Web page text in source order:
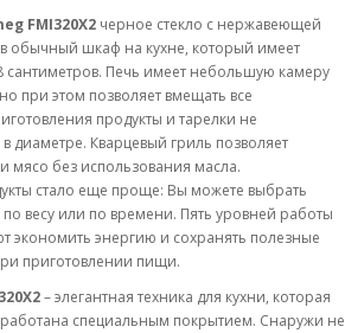
FMI320X2 черное стекло с нержавеющей
в обычный шкаф на кухне, который имеет
Печь имеет небольшую камеру
при этом позволяет вмещать все
продукты и тарелки не
Кварцевый гриль позволяет
мясо без использования масла.
стало еще проще: Вы можете выбрать
весу или по времени. Пять уровней работы
экономить энергию и сохранять полезные
приготовлении пищи.
– элегантная техника для кухни, которая
специальным покрытием. Снаружи не